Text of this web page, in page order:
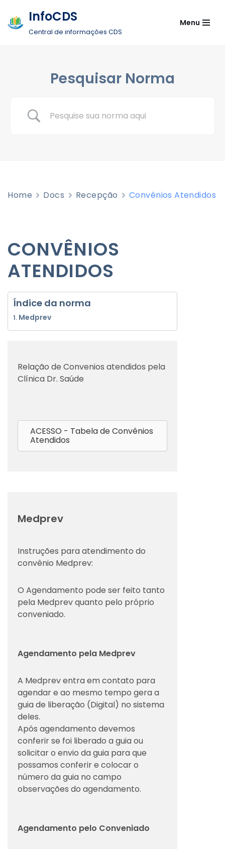
Pular
InfoCDS
Central de informações CDS
Menu
Pesquisar Norma
Home Docs Recepção Convênios Atendidos
CONVÊNIOS
ATENDIDOS
Índice da norma
Medprev
Relação de Convenios atendidos pela
Clínica Dr. Saúde
ACESSO - Tabela de Convênios
Atendidos
Medprev
Instruções para atendimento do
convênio Medprev:
O Agendamento pode ser feito tanto
pela Medprev quanto pelo próprio
conveniado.
Agendamento pela Medprev
A Medprev entra em contato para
agendar e ao mesmo tempo gera a
guia de liberação (Digital) no sistema
deles.
Após agendamento devemos
conferir se foi liberado a guia ou
solicitar o envio da guia para que
possamos conferir e colocar o
número da guia no campo
observações do agendamento.
Agendamento pelo Conveniado